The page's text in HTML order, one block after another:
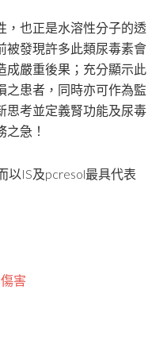
，也正是水溶性分子的透
被發現許多此類尿毒素會
成嚴重後果；充分顯示此
之患者，同時亦可作為監
思考並定義腎功能及尿毒
急！
以IS及pcresol最具代表
害